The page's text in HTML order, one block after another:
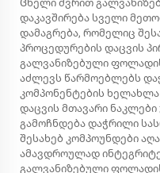
Ცხელი ძვრით
დაკავშირება სველი
დამაგრება, რომელიც
პროცედურების დაცვის
გალვანიზებული
აძლევს წარმოებლებს
კომპონენტების ხელახლა
დაცვის მთავარი
გამოჩნდება დაჭრილი
შესახებ კომპოუნდები
ამავდროულად
გალვანიზებული